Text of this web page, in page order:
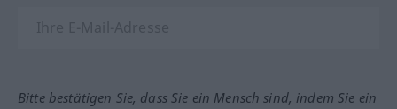
Bitte bestätigen Sie, dass Sie ein Mensch sind, indem Sie ein